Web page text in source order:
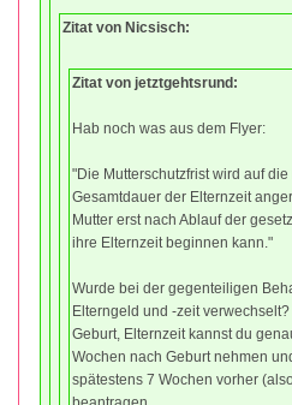
Zitat von Nicsisch:
Zitat von jetztgehtsrund:
Hab noch was aus dem Flyer:
"Die Mutterschutzfrist wird auf
Gesamtdauer der Elternzeit
Mutter erst nach Ablauf der
ihre Elternzeit beginnen kann."
Wurde bei der gegenteiligen
Elterngeld und -zeit
Geburt, Elternzeit kannst du
Wochen nach Geburt nehmen
spätestens 7 Wochen vorher